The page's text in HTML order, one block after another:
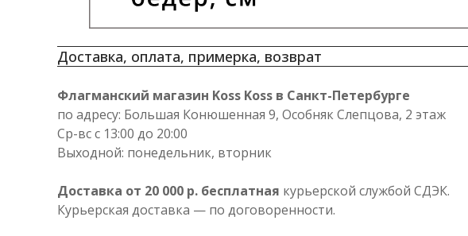
Доставка, оплата, примерка, возврат
Флагманский магазин Koss Koss в Санкт-Петербурге
по адресу: Большая Конюшенная 9, Особняк Слепцова, 2 этаж
Ср-вс с 13:00 до 20:00
Выходной: понедельник, вторник
Доставка от 20 000 р. бесплатная курьерской службой СДЭК.
Курьерская доставка — по договоренности.